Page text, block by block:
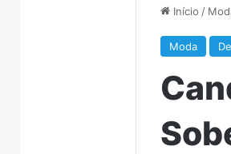
Início /
Moda